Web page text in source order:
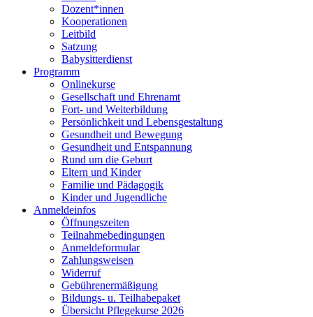
Dozent*innen
Kooperationen
Leitbild
Satzung
Babysitterdienst
Programm
Onlinekurse
Gesellschaft und Ehrenamt
Fort- und Weiterbildung
Persönlichkeit und Lebensgestaltung
Gesundheit und Bewegung
Gesundheit und Entspannung
Rund um die Geburt
Eltern und Kinder
Familie und Pädagogik
Kinder und Jugendliche
Anmeldeinfos
Öffnungszeiten
Teilnahmebedingungen
Anmeldeformular
Zahlungsweisen
Widerruf
Gebührenermäßigung
Bildungs- u. Teilhabepaket
Übersicht Pflegekurse 2026